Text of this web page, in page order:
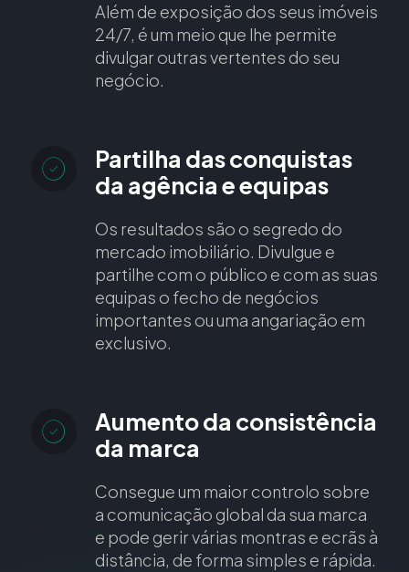
Além de exposição dos seus imóveis
24/7, é um meio que lhe permite
divulgar outras vertentes do seu
negócio.
Partilha das conquistas
da agência e equipas
Os resultados são o segredo do
mercado imobiliário. Divulgue e
partilhe com o público e com as suas
equipas o fecho de negócios
importantes ou uma angariação em
exclusivo.
Aumento da consistência
da marca
Consegue um maior controlo sobre
a comunicação global da sua marca
e pode gerir várias montras e ecrãs à
distância, de forma simples e rápida.